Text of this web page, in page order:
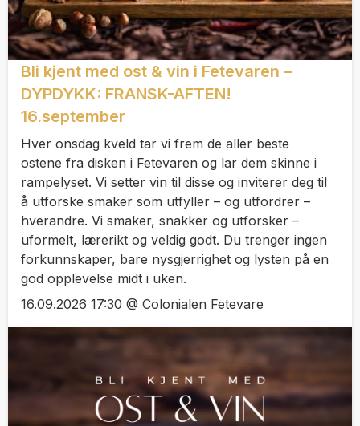
Bli kjent med ost & vin i Fetevaren –
DYPDYKK: FRANSK-AFTEN!
16.september
Hver onsdag kveld tar vi frem de aller beste
ostene fra disken i Fetevaren og lar dem skinne i
rampelyset. Vi setter vin til disse og inviterer deg til
å utforske smaker som utfyller – og utfordrer –
hverandre. Vi smaker, snakker og utforsker –
uformelt, lærerikt og veldig godt. Du trenger ingen
forkunnskaper, bare nysgjerrighet og lysten på en
god opplevelse midt i uken.
16.09.2026 17:30 @ Colonialen Fetevare